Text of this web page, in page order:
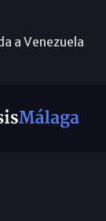
a Venezuela